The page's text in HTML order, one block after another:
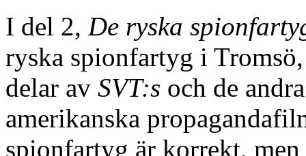
I del 2, De ryska
ryska spionfartyg i
delar av SVT:s och de
amerikanska
spionfartyg är korrekt,